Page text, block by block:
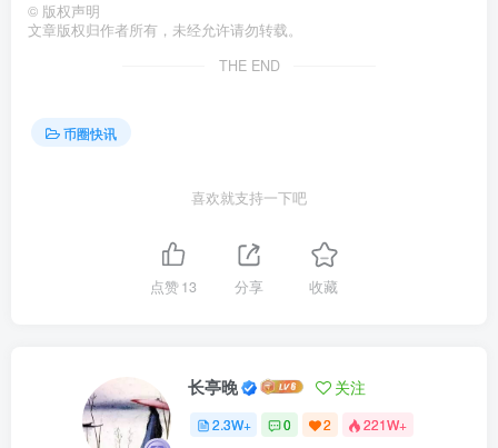
© 版权声明
文章版权归作者所有，未经允许请勿转载。
THE END
币圈快讯
喜欢就支持一下吧
点赞13 分享 收藏
长亭晚 关注
2.3W+ 0 2 221W+